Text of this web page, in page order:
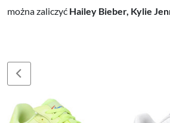
można zaliczyć Hailey Bieber, Kylie